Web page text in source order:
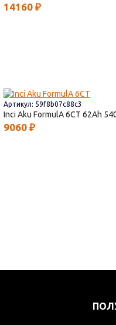
14160 ₽
Артикул: 59f8b07c88c3
Inci Aku FormulА 6СТ 62
9060 ₽